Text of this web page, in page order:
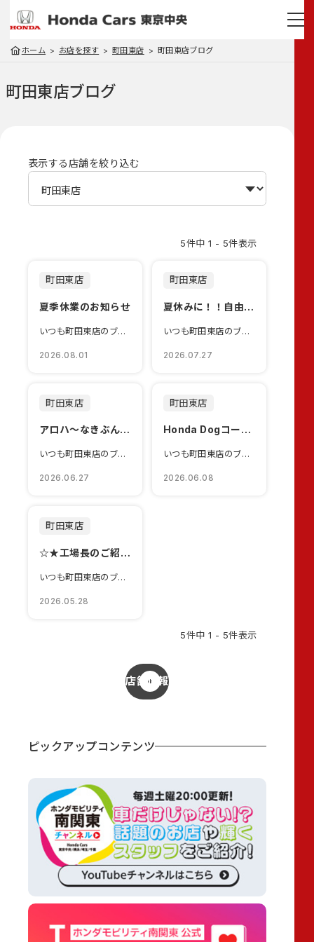
ホーム お店を探す 町田東店 町田東店ブログ
町田東店ブログ
表示する店舗を絞り込む
5件中 1 - 5件表示
町田東店
2026.08.01
夏季休業のお知らせ
いつも町田東店のブログをご覧いただきありがとうございます🐎本日は...
町田東店
2026.07.27
夏休みに！！自由研究に！！
いつも町田東店のブログをご覧いただきありがとうございます🐎花火大...
町田東店
2026.06.27
アロハ～なきぶんで🔆👊
いつも町田東店のブログをご覧いただきありがとうございます🐎湿度が...
町田東店
2026.06.08
Honda Dogコーナー🐶
いつも町田東店のブログをご覧いただきありがとうございます🐎本日は...
町田東店
2026.05.28
☆★工場長のご紹介★☆
いつも町田東店のブログをご覧いただきありがとうございます🐎ブログ...
5件中 1 - 5件表示
店舗情報
ピックアップコンテンツ